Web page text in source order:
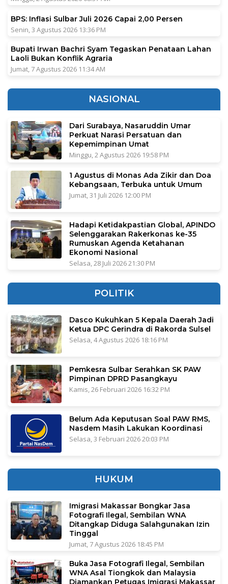
BPS: Inflasi Sulbar Juli 2026 Capai 2,00 Persen
Senin, 3 Agustus 2026 13:36 PM
Bupati Irwan Bachri Syam Tegaskan Penataan Lahan
Laoli Bukan Konflik Agraria
Jumat, 7 Agustus 2026 11:34 AM
NASIONAL
Dari Surabaya, Nasaruddin Umar
Perkuat Narasi Persatuan dan
Kepemimpinan Umat
Minggu, 2 Agustus 2026 19:58 PM
1 Agustus di Monas Ada Zikir dan Doa
Kebangsaan, Terbuka untuk Umum
Jumat, 31 Juli 2026 12:00 PM
Hadapi Ketidakpastian Global, APINDO
Selenggarakan Rakerkonas ke-35
Rumuskan Agenda Ketahanan
Ekonomi Nasional
Selasa, 28 Juli 2026 21:30 PM
POLITIK
Dasco Kukuhkan 5 Kepala Daerah Jadi
Ketua DPC Gerindra di Rakorda Sulsel
Selasa, 4 Agustus 2026 18:16 PM
Pemkesra Sulbar Serahkan SK PAW
Pimpinan DPRD Pasangkayu
Kamis, 26 Februari 2026 16:32 PM
Belum Ada Keputusan Soal PAW RMS,
Nasdem Masih Lakukan Koordinasi
Selasa, 3 Februari 2026 20:03 PM
HUKUM
Imigrasi Makassar Bongkar Jasa
Fotografi Ilegal, Sembilan WNA
Ditangkap Diduga Salahgunakan Izin
Tinggal
Jumat, 7 Agustus 2026 18:45 PM
Buka Jasa Fotografi Ilegal, Sembilan
WNA Asal Tiongkok dan Malaysia
Diamankan Petugas Imigrasi Makassar